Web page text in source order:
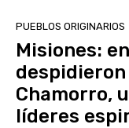
PUEBLOS ORIGINARIOS
Misiones:
Chamorro,
líderes